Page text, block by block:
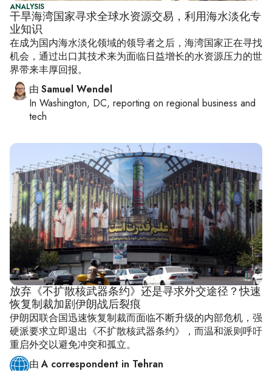
ANALYSIS
干旱海湾国家寻求全球水资源交易，利用海水淡化专
业知识
在成为国内海水淡化领域的领导者之后，海湾国家正在寻找
机会，通过出口其技术来为面临日益增长的水资源压力的世
界带来丰厚回报。
由 Samuel Wendel
In Washington, DC, reporting on regional business and
tech
放弃《不扩散核武器条约》还是寻求外交途径？快速
恢复制裁加剧伊朗战后裂痕
伊朗因联合国迅速恢复制裁而面临不断升级的内部危机，强
硬派要求立即退出《不扩散核武器条约》，而温和派则呼吁
重启外交以避免冲突和孤立。
由 A correspondent in Tehran